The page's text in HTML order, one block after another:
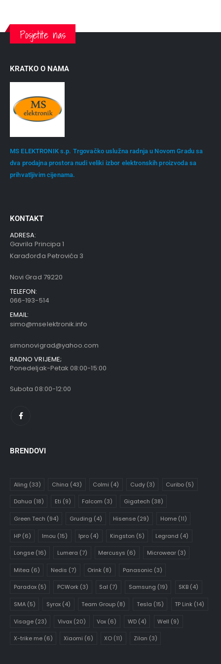
Posjetite nas
KRATKO O NAMA
MS ELEKTRONIK s.p. Trgovačko uslužna radnja u Novom Gradu sa
dva prodajna prostora nudi veliki izbor elektronskih proizvoda sa
prihvatljivim cijenama.
KONTAKT
ADRESA:
Gavrila Principa 1
Karađorđa Petrovića 3
Novi Grad 79220
TELEFON:
066-193-514
EMAIL:
simo@mselektronik.info
simonovigrad@yahoo.com
RADNO VRIJEME;
Ponedeljak-Petak 08:00-15:00
Subota 08:00-12:00
BRENDOVI
Aling (33) China (43) Colmi (4) Cudy(3) Curibo (5)
Dahua (18) Eti (9) Falcom (3) Gigatech (38)
Green Tech (94) Gruding (4) Hisense (29) Home(11)
HP(6) Imou (15) Ipro (4) Kingston (5) Legrand (4)
Longse(16) Lumera (7) Mercusys (6) Microwear(3)
Mitea (6) Nedis (7) Orink (8) Panasonic(3)
Paradox(5) PCWork (3) Sal (7) Samsung (19) SKB (4)
SMA(5) Syrox (4) Team Group (8) Tesla (15) TP Link (14)
Visage(23) Vivax (20) Vox (6) WD(4) Well (9)
X-trike me(6) Xiaomi (6) XO (11) Zilan (3)